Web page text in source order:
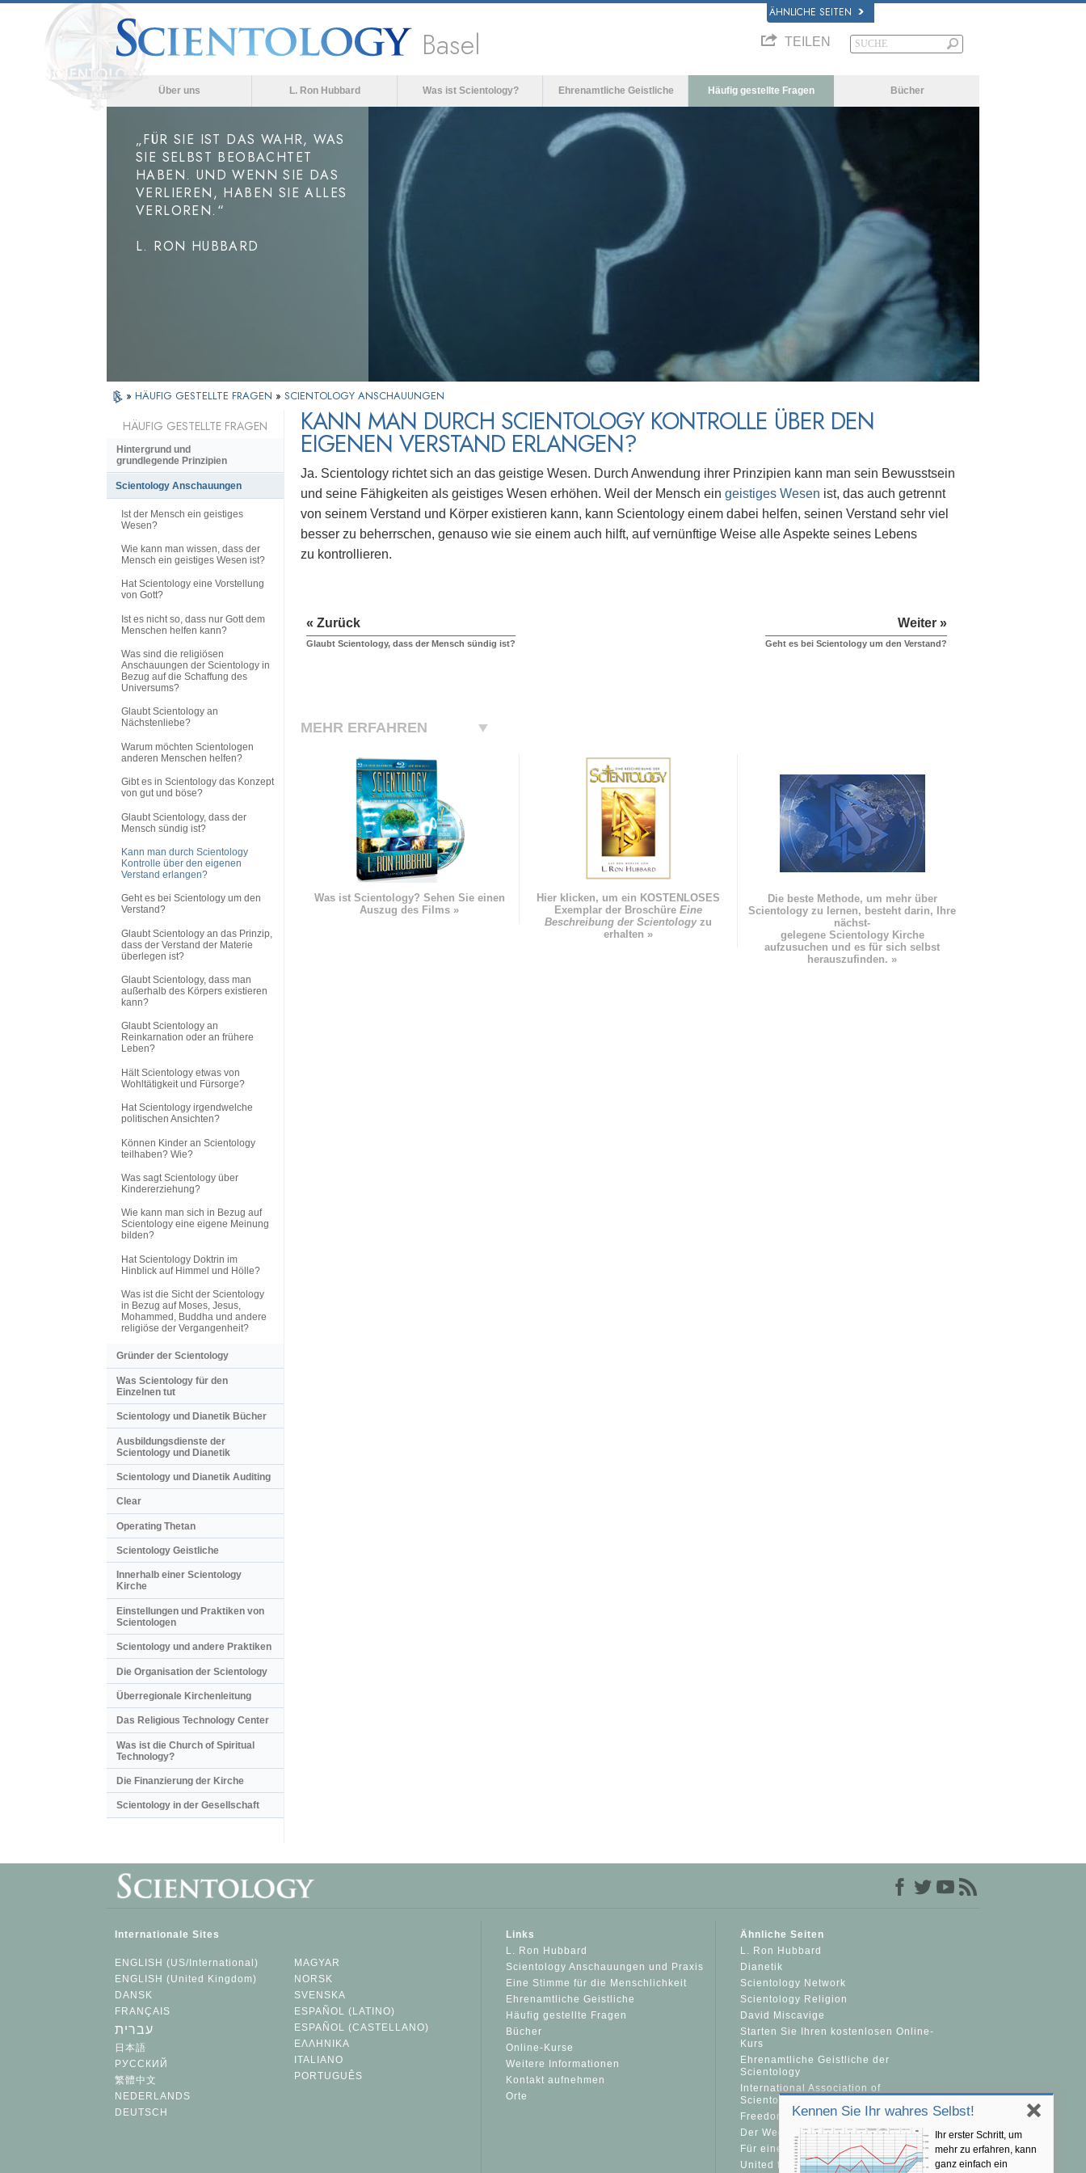
ÄHNLICHE SEITEN
Basel TEILEN
Über uns L. Ron Hubbard Was ist Scientology? Ehrenamtliche Geistliche Häufig gestellte Fragen Bücher
„FÜR SIE IST DAS WAHR, WAS
SIE SELBST BEOBACHTET
HABEN. UND WENN SIE DAS
VERLIEREN, HABEN SIE ALLES
VERLOREN.“
L. RON HUBBARD
» HÄUFIG GESTELLTE FRAGEN » SCIENTOLOGY ANSCHAUUNGEN
KANN MAN DURCH SCIENTOLOGY KONTROLLE ÜBER DEN
EIGENEN VERSTAND ERLANGEN?
Ja. Scientology richtet sich an das geistige Wesen. Durch Anwendung ihrer Prinzipien kann man sein Bewusstsein
und seine Fähigkeiten als geistiges Wesen erhöhen. Weil der Mensch ein geistiges Wesen ist, das auch getrennt
von seinem Verstand und Körper existieren kann, kann Scientology einem dabei helfen, seinen Verstand sehr viel
besser zu beherrschen, genauso wie sie einem auch hilft, auf vernünftige Weise alle Aspekte seines Lebens
zu kontrollieren.
« Zurück
Glaubt Scientology, dass der Mensch sündig ist?
Weiter »
Geht es bei Scientology um den Verstand?
MEHR ERFAHREN
Was ist Scientology? Sehen Sie einen
Auszug des Films »
Hier klicken, um ein KOSTENLOSES
Exemplar der Broschüre Eine
Beschreibung der Scientologyzu
erhalten »
Die beste Methode, um mehr über
Scientology zu lernen, besteht darin, Ihre
nächst-
gelegene Scientology Kirche
aufzusuchen und es für sich selbst
herauszufinden. »
HÄUFIG GESTELLTE FRAGEN
Hintergrund und
grundlegende Prinzipien
Scientology Anschauungen
Ist der Mensch ein geistiges
Wesen?
Wie kann man wissen, dass der
Mensch ein geistiges Wesen ist?
Hat Scientology eine Vorstellung
von Gott?
Ist es nicht so, dass nur Gott dem
Menschen helfen kann?
Was sind die religiösen
Anschauungen der Scientology in
Bezug auf die Schaffung des
Universums?
Glaubt Scientology an
Nächstenliebe?
Warum möchten Scientologen
anderen Menschen helfen?
Gibt es in Scientology das Konzept
von gut und böse?
Glaubt Scientology, dass der
Mensch sündig ist?
Kann man durch Scientology
Kontrolle über den eigenen
Verstand erlangen?
Geht es bei Scientology um den
Verstand?
Glaubt Scientology an das Prinzip,
dass der Verstand der Materie
überlegen ist?
Glaubt Scientology, dass man
außerhalb des Körpers existieren
kann?
Glaubt Scientology an
Reinkarnation oder an frühere
Leben?
Hält Scientology etwas von
Wohltätigkeit und Fürsorge?
Hat Scientology irgendwelche
politischen Ansichten?
Können Kinder an Scientology
teilhaben? Wie?
Was sagt Scientology über
Kindererziehung?
Wie kann man sich in Bezug auf
Scientology eine eigene Meinung
bilden?
Hat Scientology Doktrin im
Hinblick auf Himmel und Hölle?
Was ist die Sicht der Scientology
in Bezug auf Moses, Jesus,
Mohammed, Buddha und andere
religiöse der Vergangenheit?
Gründer der Scientology
Was Scientology für den
Einzelnen tut
Scientology und Dianetik Bücher
Ausbildungsdienste der
Scientology und Dianetik
Scientology und Dianetik Auditing
Clear
Operating Thetan
Scientology Geistliche
Innerhalb einer Scientology
Kirche
Einstellungen und Praktiken von
Scientologen
Scientology und andere Praktiken
Die Organisation der Scientology
Überregionale Kirchenleitung
Das Religious Technology Center
Was ist die Church of Spiritual
Technology?
Die Finanzierung der Kirche
Scientology in der Gesellschaft
Kennen Sie Ihr wahres Selbst!
Ihr erster Schritt, um
mehr zu erfahren, kann
ganz einfach ein
Internationale Sites
ENGLISH (US/International)
ENGLISH (United Kingdom)
DANSK
FRANÇAIS
עברית
日本語
РУССКИЙ
繁體中文
NEDERLANDS
DEUTSCH
MAGYAR
NORSK
SVENSKA
ESPAÑOL (LATINO)
ESPAÑOL (CASTELLANO)
ΕΛΛΗΝΙΚA
ITALIANO
PORTUGUÊS
Links
L. Ron Hubbard
Scientology Anschauungen und Praxis
Eine Stimme für die Menschlichkeit
Ehrenamtliche Geistliche
Häufig gestellte Fragen
Bücher
Online-Kurse
Weitere Informationen
Kontakt aufnehmen
Orte
Ähnliche Seiten
L. Ron Hubbard
Dianetik
Scientology Network
Scientology Religion
David Miscavige
Starten Sie Ihren kostenlosen Online-
Kurs
Ehrenamtliche Geistliche der
Scientology
International Association of
Scientologists
Freedom Magazine
Der Weg zum Glücklichsein
Für eine Welt ohne Drogenkonsum
United for Human Rights